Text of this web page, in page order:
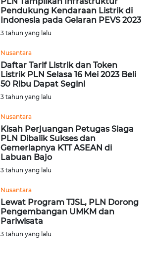
Pendukung Kendaraan Listrik di
Indonesia pada Gelaran PEVS 2023
3 tahun yang lalu
Nusantara
Daftar Tarif Listrik dan Token
Listrik PLN Selasa 16 Mei 2023 Beli
50 Ribu Dapat Segini
3 tahun yang lalu
Nusantara
Kisah Perjuangan Petugas Siaga
PLN Dibalik Sukses dan
Gemerlapnya KTT ASEAN di
Labuan Bajo
3 tahun yang lalu
Nusantara
Lewat Program TJSL, PLN Dorong
Pengembangan UMKM dan
Pariwisata
3 tahun yang lalu